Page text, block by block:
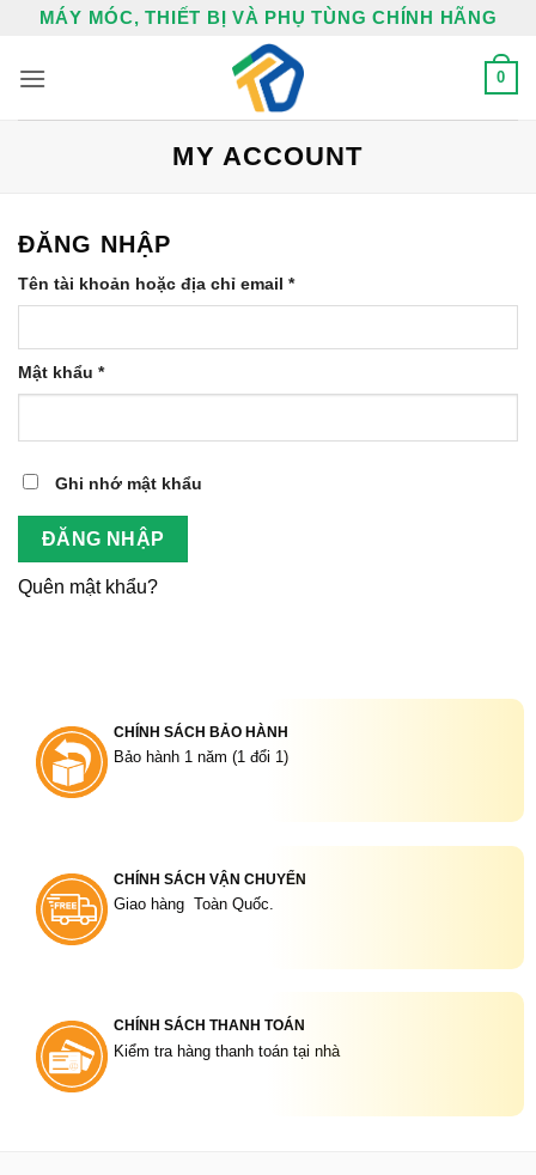
nội
MÁY MÓC, THIẾT BỊ VÀ PHỤ TÙNG CHÍNH HÃNG
0
MY ACCOUNT
ĐĂNG NHẬP
Tên tài khoản hoặc địa chỉ email *Bắt
buộc
Mật khẩu *Bắt
buộc
Ghi nhớ mật khẩu
ĐĂNG NHẬP
Quên mật khẩu?
CHÍNH SÁCH BẢO HÀNH
Bảo hành 1 năm (1 đổi 1)
CHÍNH SÁCH VẬN CHUYỂN
Giao hàng Toàn Quốc.
CHÍNH SÁCH THANH TOÁN
Kiểm tra hàng thanh toán tại nhà